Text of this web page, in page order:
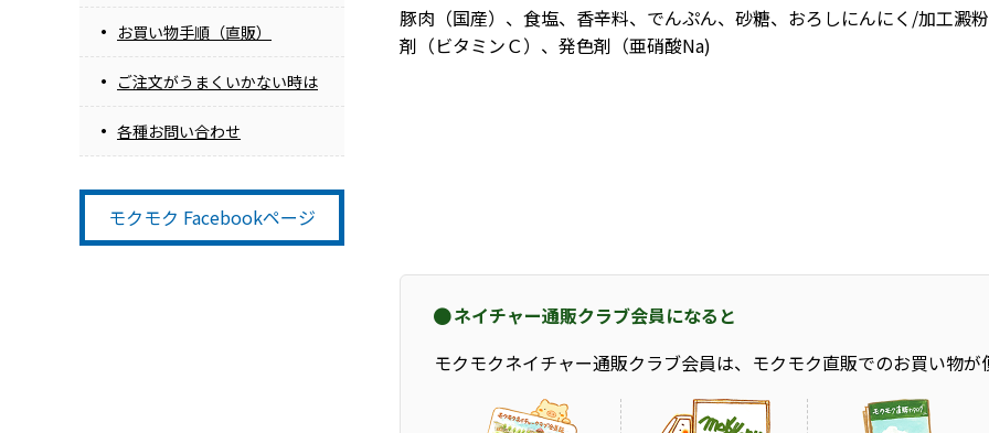
豚肉（国産）、食塩、香辛料、でんぷん、砂糖、おろしにんにく/加工澱
剤（ビタミンＣ）、発色剤（亜硝酸Na)
お買い物手順（直販）
ご注文がうまくいかない時は
各種お問い合わせ
モクモク Facebookページ
ネイチャー通販クラブ会員になると
モクモクネイチャー通販クラブ会員は、モクモク直販でのお買い物が